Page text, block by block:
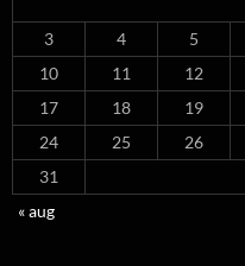
3
4 5
10
11 12
17
18 19
24
25 26
31
« aug